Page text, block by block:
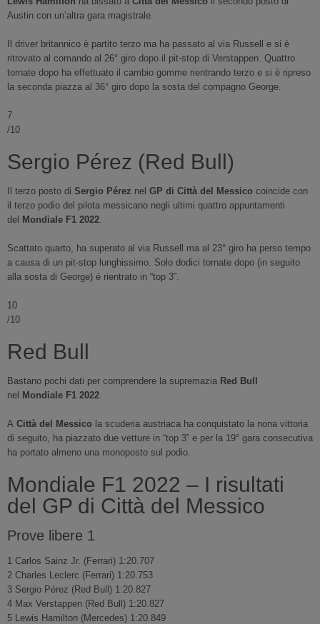
Austin con un’altra gara magistrale.
Il driver britannico è partito terzo ma ha passato al via Russell e si è
ritrovato al comando al 26° giro dopo il pit-stop di Verstappen. Quattro
tornate dopo ha effettuato il cambio gomme rientrando terzo e si è ripreso
la seconda piazza al 36° giro dopo la sosta del compagno George.
7
/10
Sergio Pérez (Red Bull)
Il terzo posto di Sergio Pérez nel GP di Città del Messico coincide con
il terzo podio del pilota messicano negli ultimi quattro appuntamenti
del Mondiale F1 2022.
Scattato quarto, ha superato al via Russell ma al 23° giro ha perso tempo
a causa di un pit-stop lunghissimo. Solo dodici tornate dopo (in seguito
alla sosta di George) è rientrato in “top 3”.
10
/10
Red Bull
Bastano pochi dati per comprendere la supremazia Red Bull
nel Mondiale F1 2022.
A Città del Messico la scuderia austriaca ha conquistato la nona vittoria
di seguito, ha piazzato due vetture in “top 3” e per la 19° gara consecutiva
ha portato almeno una monoposto sul podio.
Mondiale F1 2022 – I risultati
del GP di Città del Messico
Prove libere 1
1 Carlos Sainz Jr. (Ferrari) 1:20.707
2 Charles Leclerc (Ferrari) 1:20.753
3 Sergio Pérez (Red Bull) 1:20.827
4 Max Verstappen (Red Bull) 1:20.827
5 Lewis Hamilton (Mercedes) 1:20.849